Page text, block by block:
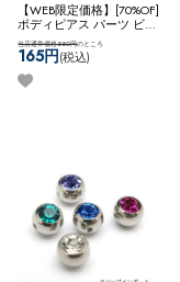
【WEB限定価格】[70%OF]
ボディピアス パーツ ビー
ズリング 付け替え用 ジュ
エル カスタム アレンジ
コーディネート ネコポス
OK
当店通常価格550円のところ
165円(税込)